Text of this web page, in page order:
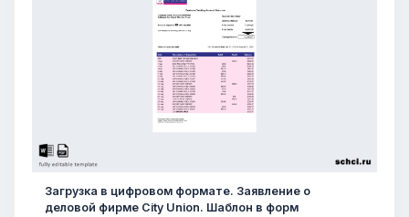
Загрузка в цифровом формате. Заявление о
деловой фирме City Union. Шаблон в форм